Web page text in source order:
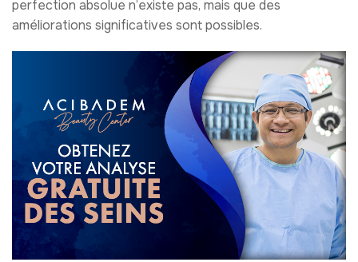
perfection absolue n’existe pas, mais que des
améliorations significatives sont possibles.